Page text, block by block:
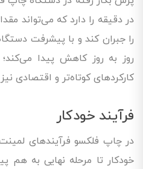
در دقیقه را دارد که می‌تواند
را جبران کند و با پیشرفت
روز به روز کاهش پیدا
کارکردهای کوتاه‌تر و اقتصادی
فرآیند خودکار
در چاپ فلکسو فرآیندهای
خودکار تا مرحله نهایی به